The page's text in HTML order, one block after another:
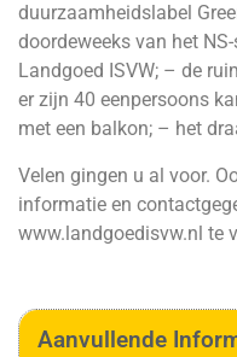
duurzaamheidslabel
doordeweeks van het
Landgoed ISVW; – de
er zijn 40 eenpersoons
met een balkon; – het
Velen gingen u al voor.
informatie en
www.landgoedisvw.nl te
Aanvullende